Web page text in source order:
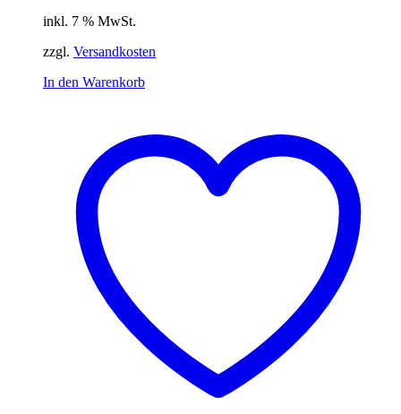
inkl. 7 % MwSt.
zzgl. Versandkosten
In den Warenkorb